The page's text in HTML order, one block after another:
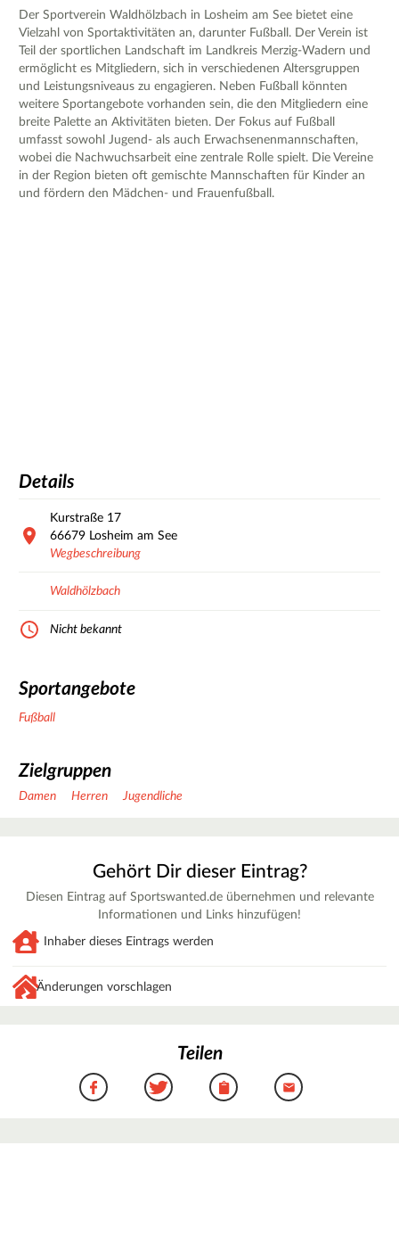
Der Sportverein Waldhölzbach in Losheim am See bietet eine
Vielzahl von Sportaktivitäten an, darunter Fußball. Der Verein ist
Teil der sportlichen Landschaft im Landkreis Merzig-Wadern und
ermöglicht es Mitgliedern, sich in verschiedenen Altersgruppen
und Leistungsniveaus zu engagieren. Neben Fußball könnten
weitere Sportangebote vorhanden sein, die den Mitgliedern eine
breite Palette an Aktivitäten bieten. Der Fokus auf Fußball
umfasst sowohl Jugend- als auch Erwachsenenmannschaften,
wobei die Nachwuchsarbeit eine zentrale Rolle spielt. Die Vereine
in der Region bieten oft gemischte Mannschaften für Kinder an
und fördern den Mädchen- und Frauenfußball.
Details
Kurstraße 17
66679 Losheim am See
Wegbeschreibung
Waldhölzbach
Nicht bekannt
Sportangebote
Fußball
Zielgruppen
Damen Herren Jugendliche
Gehört Dir dieser Eintrag?
Diesen Eintrag auf Sportswanted.de übernehmen und relevante
Informationen und Links hinzufügen!
Inhaber dieses Eintrags werden
Änderungen vorschlagen
Teilen